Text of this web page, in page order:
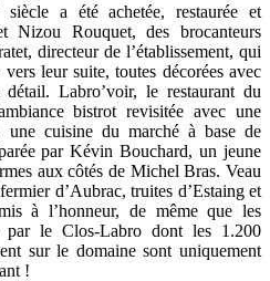
siècle a été achetée, restaurée et
Nizou Rouquet, des brocanteurs
directeur de l’établissement, qui
leur suite, toutes décorées avec
Labro’voir, le restaurant du
bistrot revisitée avec une
cuisine du marché à base de
par Kévin Bouchard, un jeune
aux côtés de Michel Bras. Veau
d’Aubrac, truites d’Estaing et
à l’honneur, de même que les
par le Clos-Labro dont les 1.200
sur le domaine sont uniquement
!